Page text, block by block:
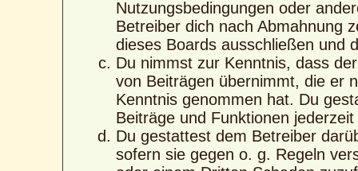
Nutzungsbedingungen oder
Betreiber dich nach Abmahnung
dieses Boards ausschließen und
Du nimmst zur Kenntnis, dass
von Beiträgen übernimmt, die er
Kenntnis genommen hat. Du
Beiträge und Funktionen
Du gestattest dem Betreiber
sofern sie gegen o. g. Regeln